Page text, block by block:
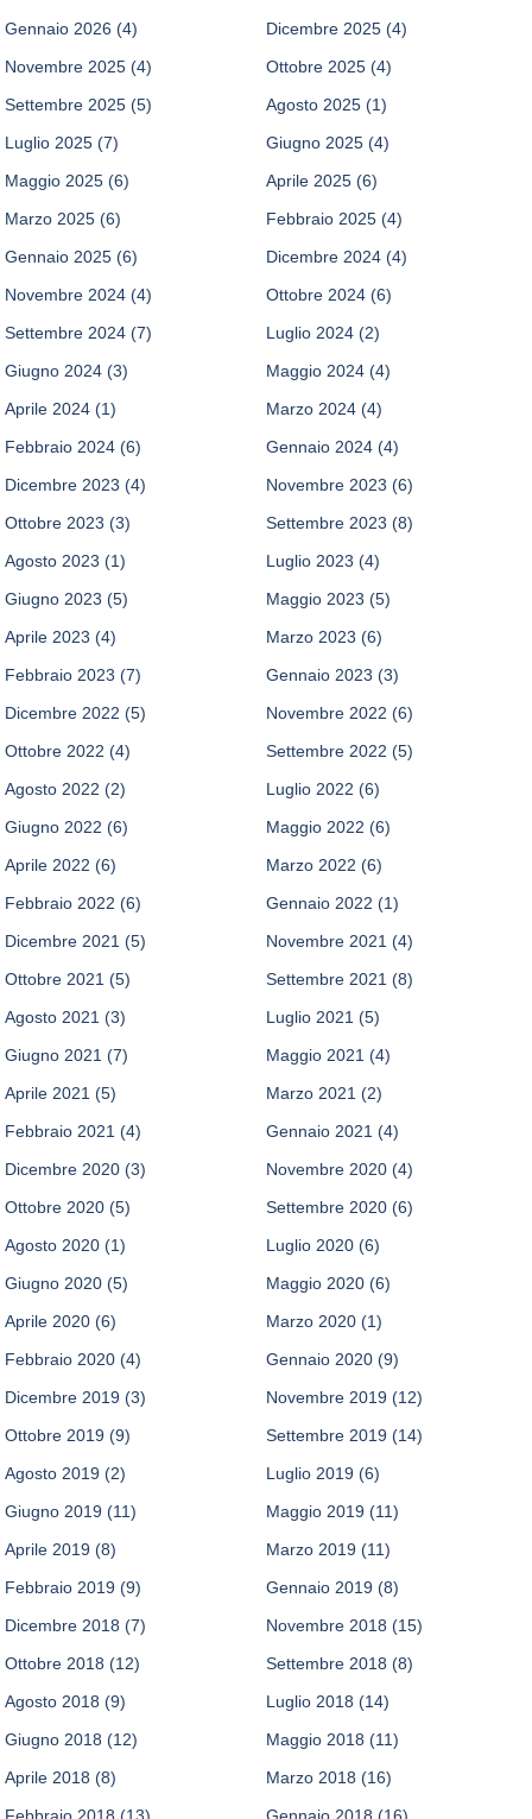
Gennaio 2026 (4) Dicembre 2025 (4)
Novembre 2025 (4) Ottobre 2025 (4)
Settembre 2025 (5) Agosto 2025 (1)
Luglio 2025 (7) Giugno 2025 (4)
Maggio 2025 (6) Aprile 2025 (6)
Marzo 2025 (6) Febbraio 2025 (4)
Gennaio 2025 (6) Dicembre 2024 (4)
Novembre 2024 (4) Ottobre 2024 (6)
Settembre 2024 (7) Luglio 2024 (2)
Giugno 2024 (3) Maggio 2024 (4)
Aprile 2024 (1) Marzo 2024 (4)
Febbraio 2024 (6) Gennaio 2024 (4)
Dicembre 2023 (4) Novembre 2023 (6)
Ottobre 2023 (3) Settembre 2023 (8)
Agosto 2023 (1) Luglio 2023 (4)
Giugno 2023 (5) Maggio 2023 (5)
Aprile 2023 (4) Marzo 2023 (6)
Febbraio 2023 (7) Gennaio 2023 (3)
Dicembre 2022 (5) Novembre 2022 (6)
Ottobre 2022 (4) Settembre 2022 (5)
Agosto 2022 (2) Luglio 2022 (6)
Giugno 2022 (6) Maggio 2022 (6)
Aprile 2022 (6) Marzo 2022 (6)
Febbraio 2022 (6) Gennaio 2022 (1)
Dicembre 2021 (5) Novembre 2021 (4)
Ottobre 2021 (5) Settembre 2021 (8)
Agosto 2021 (3) Luglio 2021 (5)
Giugno 2021 (7) Maggio 2021 (4)
Aprile 2021 (5) Marzo 2021 (2)
Febbraio 2021 (4) Gennaio 2021 (4)
Dicembre 2020 (3) Novembre 2020 (4)
Ottobre 2020 (5) Settembre 2020 (6)
Agosto 2020 (1) Luglio 2020 (6)
Giugno 2020 (5) Maggio 2020 (6)
Aprile 2020 (6) Marzo 2020 (1)
Febbraio 2020 (4) Gennaio 2020 (9)
Dicembre 2019 (3) Novembre 2019 (12)
Ottobre 2019 (9) Settembre 2019 (14)
Agosto 2019 (2) Luglio 2019 (6)
Giugno 2019 (11) Maggio 2019 (11)
Aprile 2019 (8) Marzo 2019 (11)
Febbraio 2019 (9) Gennaio 2019 (8)
Dicembre 2018 (7) Novembre 2018 (15)
Ottobre 2018 (12) Settembre 2018 (8)
Agosto 2018 (9) Luglio 2018 (14)
Giugno 2018 (12) Maggio 2018 (11)
Aprile 2018 (8) Marzo 2018 (16)